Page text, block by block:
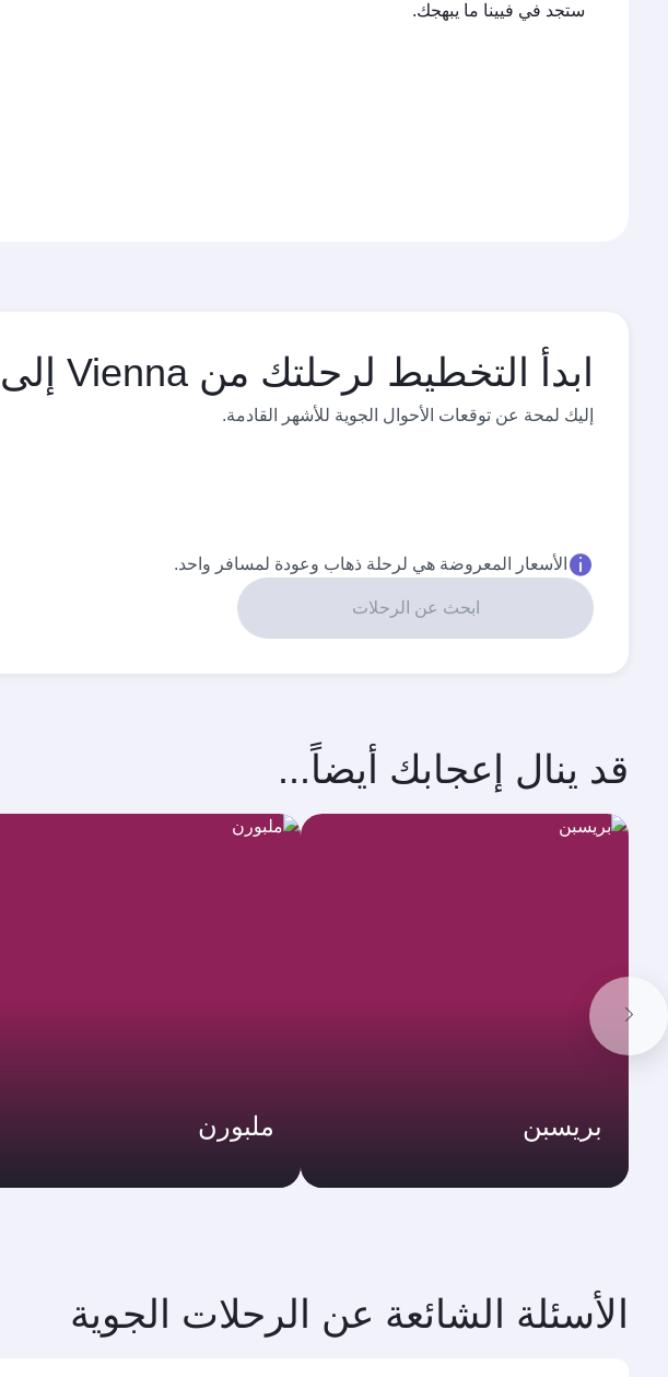
ستجد في فيينا ما يبهجك.
ابدأ التخطيط لرحلتك من Vienna إلى
إليك لمحة عن توقعات الأحوال الجوية للأشهر القادمة.
الأسعار المعروضة هي لرحلة ذهاب وعودة لمسافر واحد.
ابحث عن الرحلات
قد ينال إعجابك أيضاً...
بريسبن ملبورن
الأسئلة الشائعة عن الرحلات الجوية